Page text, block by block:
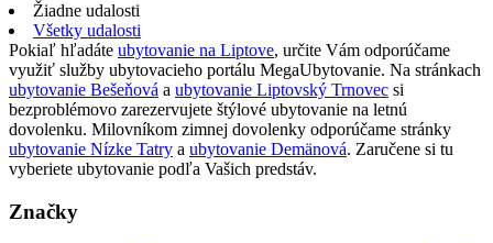
Žiadne udalosti
Všetky udalosti
Pokiaľ hľadáte ubytovanie na Liptove, určite Vám odporúčame
využiť služby ubytovacieho portálu MegaUbytovanie. Na stránkach
ubytovanie Bešeňová a ubytovanie Liptovský Trnovec si
bezproblémovo zarezervujete štýlové ubytovanie na letnú
dovolenku. Milovníkom zimnej dovolenky odporúčame stránky
ubytovanie Nízke Tatry a ubytovanie Demänová. Zaručene si tu
vyberiete ubytovanie podľa Vašich predstáv.
Značky